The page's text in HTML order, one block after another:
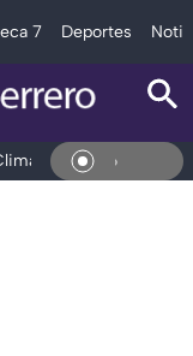
7 Deportes
Deportes En Vivo